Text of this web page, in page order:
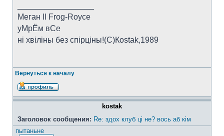
Меган II Frog-Royce
уМрЁм вСе
ні хвіліны без спірціны!(C)Коstak,1989
Вернуться к началу
kostak
Заголовок сообщения: Re: здох клуб ці не? вось аб кім
пытаньне